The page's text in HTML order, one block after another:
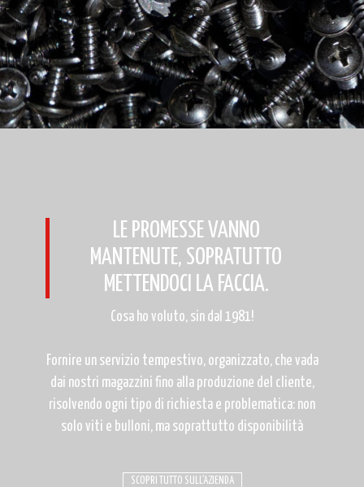
LE PROMESSE VANNO
MANTENUTE, SOPRATUTTO
METTENDOCI LA FACCIA.
Cosa ho voluto, sin dal 1981!
Fornire un servizio tempestivo, organizzato, che vada
dai nostri magazzini fino alla produzione del cliente,
risolvendo ogni tipo di richiesta e problematica: non
solo viti e bulloni, ma soprattutto disponibilità
SCOPRI TUTTO SULL’AZIENDA